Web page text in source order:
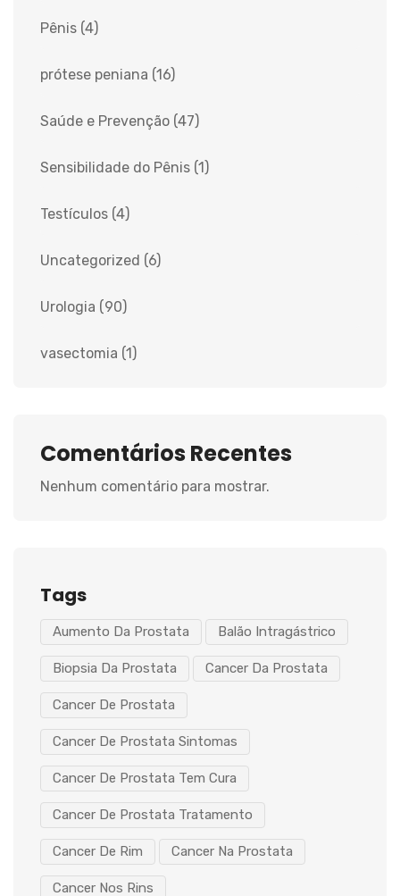
Pênis (4)
prótese peniana (16)
Saúde e Prevenção (47)
Sensibilidade do Pênis (1)
Testículos (4)
Uncategorized (6)
Urologia (90)
vasectomia (1)
Comentários Recentes
Nenhum comentário para mostrar.
Tags
Aumento Da Prostata Balão Intragástrico
Biopsia Da Prostata Cancer Da Prostata
Cancer De Prostata
Cancer De Prostata Sintomas
Cancer De Prostata Tem Cura
Cancer De Prostata Tratamento
Cancer De Rim Cancer Na Prostata
Cancer Nos Rins